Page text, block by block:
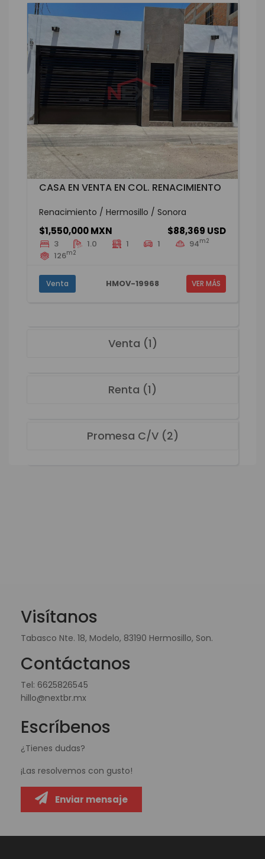
CASA EN VENTA EN COL. RENACIMIENTO
Renacimiento / Hermosillo / Sonora
$1,550,000 MXN $88,369 USD
3 1.0 1 1 94m2
126m2
Venta HMOV-19968 VER MÁS
Venta (1)
Renta (1)
Promesa C/V (2)
Visítanos
Tabasco Nte. 18, Modelo, 83190 Hermosillo, Son.
Contáctanos
Tel: 6625826545
hillo@nextbr.mx
Escríbenos
¿Tienes dudas?
¡Las resolvemos con gusto!
Enviar mensaje